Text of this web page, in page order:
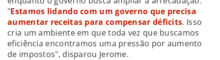
"Estamos lidando com um governo que precisa
aumentar receitas para compensar déficits. Isso
cria um ambiente em que toda vez que buscamos
eficiência encontramos uma pressão por aumento
de impostos", disparou Jerome.